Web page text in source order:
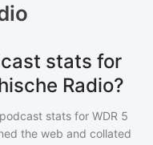
stats for
Radio?
stats for WDR 5
the web and collated